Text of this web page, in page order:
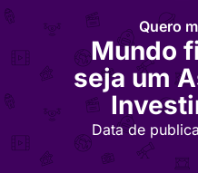
Quero
Mundo
seja um
Data de